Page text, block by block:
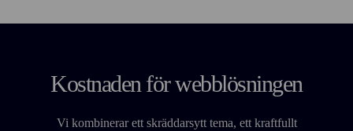
Kostnaden för webblösningen
Vi kombinerar ett skräddarsytt tema, ett kraftfullt